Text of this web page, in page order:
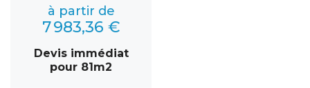
à partir de
7 983,36 €
Devis immédiat
pour 81m2